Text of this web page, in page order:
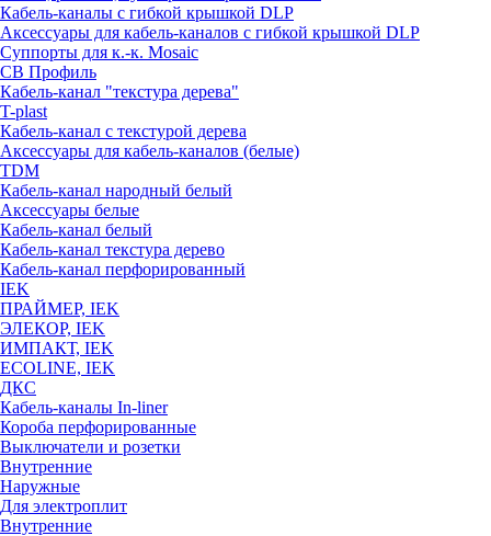
Кабель-каналы с гибкой крышкой DLP
Аксессуары для кабель-каналов с гибкой крышкой DLP
Суппорты для к.-к. Mosaic
СВ Профиль
Кабель-канал "текстура дерева"
T-plast
Кабель-канал с текстурой дерева
Аксессуары для кабель-каналов (белые)
TDM
Кабель-канал народный белый
Аксессуары белые
Кабель-канал белый
Кабель-канал текстура дерево
Кабель-канал перфорированный
IEK
ПРАЙМЕР, IEK
ЭЛЕКОР, IEK
ИМПАКТ, IEK
ECOLINE, IEK
ДКС
Кабель-каналы In-liner
Короба перфорированные
Выключатели и розетки
Внутренние
Наружные
Для электроплит
Внутренние